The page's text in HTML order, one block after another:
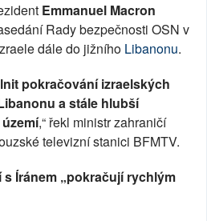
Emmanuel Macron
Rady bezpečnosti OSN v
dále do jižního Libanonu.
pokračování izraelských
a stále hlubší
,“ řekl ministr zahraničí
televizní stanici BFMTV.
Íránem „pokračují rychlým